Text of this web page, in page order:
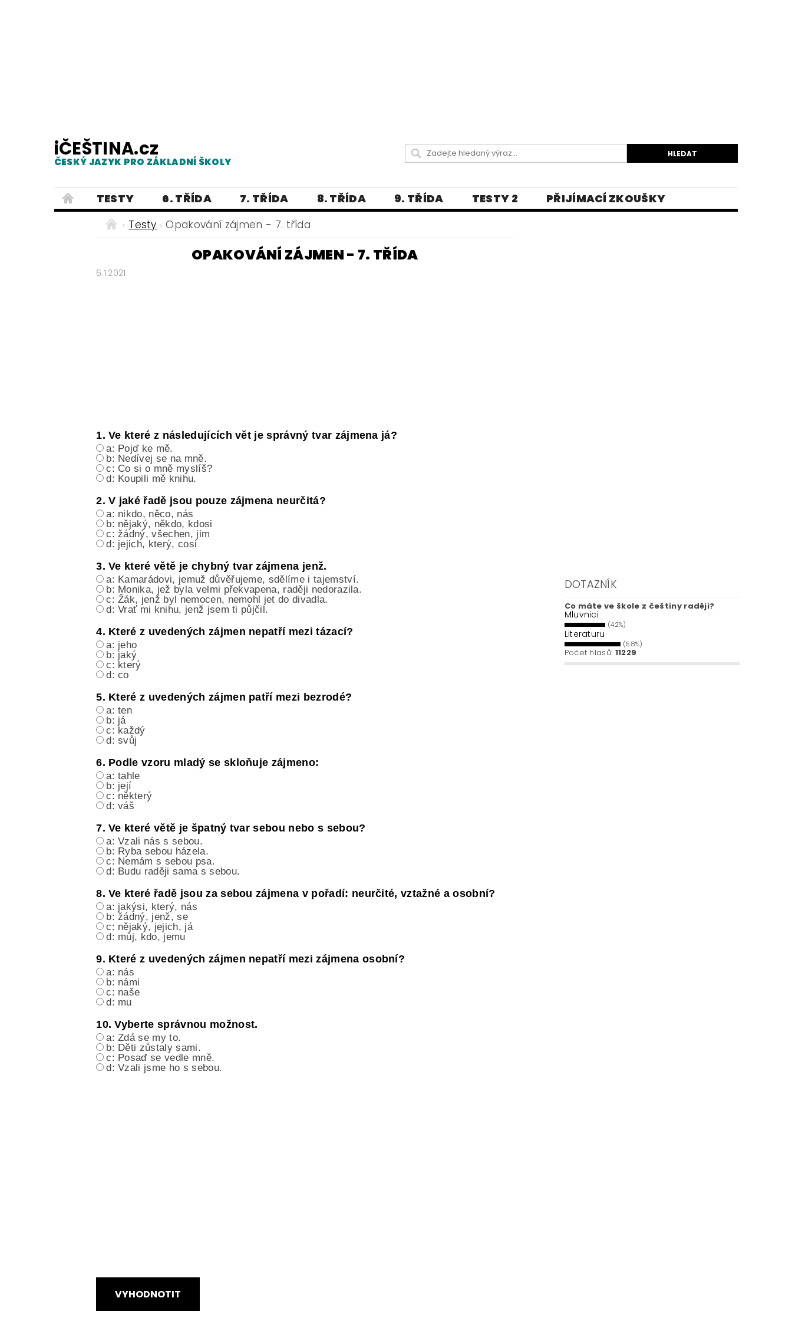
iČEŠTINA.cz
ČESKÝ JAZYK PRO ZÁKLADNÍ ŠKOLY
TESTY 6. TŘÍDA 7. TŘÍDA 8. TŘÍDA 9. TŘÍDA TESTY 2
PŘIJÍMACÍ ZKOUŠKY
PRAVOPIS
PRACOVNÍ LISTY LITERATURA
ČEŠTINA PRO UKRAJINCE - ЧЕСЬКА МОВА ДЛЯ УКРАЇНЦІВ
BLOG - VŠE O ČEŠTINĚ
Testy Opakování zájmen - 7. třída
OPAKOVÁNÍ ZÁJMEN - 7. TŘÍDA
6.1.2021
1. Ve které z následujících vět je správný tvar zájmena já?
a: Pojď ke mě.
b: Nedívej se na mně.
c: Co si o mně myslíš?
d: Koupili mě knihu.
2. V jaké řadě jsou pouze zájmena neurčitá?
a: nikdo, něco, nás
b: nějaký, někdo, kdosi
c: žádný, všechen, jim
d: jejich, který, cosi
3. Ve které větě je chybný tvar zájmena jenž.
a: Kamarádovi, jemuž důvěřujeme, sdělíme i tajemství.
b: Monika, jež byla velmi překvapena, raději nedorazila.
c: Žák, jenž byl nemocen, nemohl jet do divadla.
d: Vrať mi knihu, jenž jsem ti půjčil.
4. Které z uvedených zájmen nepatří mezi tázací?
a: jeho
b: jaký
c: který
d: co
5. Které z uvedených zájmen patří mezi bezrodé?
a: ten
b: já
c: každý
d: svůj
6. Podle vzoru mladý se skloňuje zájmeno:
a: tahle
b: její
c: některý
d: váš
7. Ve které větě je špatný tvar sebou nebo s sebou?
a: Vzali nás s sebou.
b: Ryba sebou házela.
c: Nemám s sebou psa.
d: Budu raději sama s sebou.
8. Ve které řadě jsou za sebou zájmena v pořadí: neurčité, vztažné a osobní?
a: jakýsi, který, nás
b: žádný, jenž, se
c: nějaký, jejich, já
d: můj, kdo, jemu
9. Které z uvedených zájmen nepatří mezi zájmena osobní?
a: nás
b: námi
c: naše
d: mu
10. Vyberte správnou možnost.
a: Zdá se my to.
b: Děti zůstaly sami.
c: Posaď se vedle mně.
d: Vzali jsme ho s sebou.
VYHODNOTIT
DOTAZNÍK
Co máte ve škole z češtiny raději?
Mluvnici
(42%)
Literaturu
(58%)
Počet hlasů: 11229